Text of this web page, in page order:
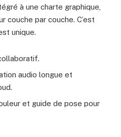
à une charte graphique,
couche par couche. C’est
unique.
audio longue et
et guide de pose pour